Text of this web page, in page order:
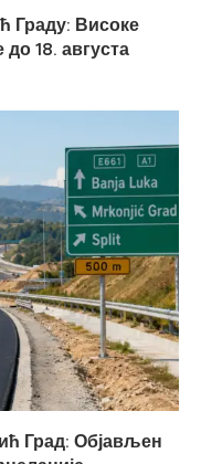
Граду: Високе
18. августа
Град: Објављен